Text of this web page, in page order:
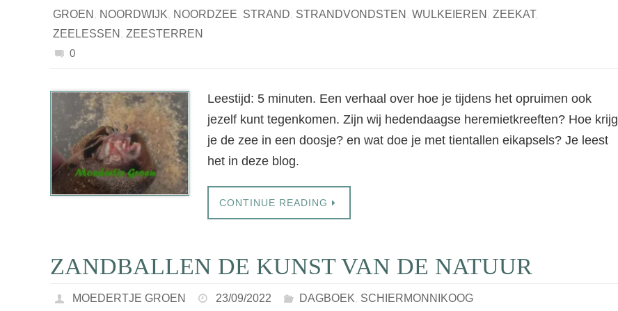
GROEN , NOORDWIJK, NOORDZEE, STRAND, STRANDVONDSTEN , WULKEIEREN , ZEEKAT,
ZEELESSEN , ZEESTERREN
0
Leestijd: 5 minuten. Een verhaal over hoe je tijdens het opruimen ook
jezelf kunt tegenkomen. Zijn wij hedendaagse heremietkreeften? Hoe krijg
je de zee in een doosje? en wat doe je met tientallen eikapsels? Je leest
het in deze blog.
CONTINUE READING
ZANDBALLEN DE KUNST VAN DE NATUUR
MOEDERTJE GROEN 23/09/2022 DAGBOEK, SCHIERMONNIKOOG